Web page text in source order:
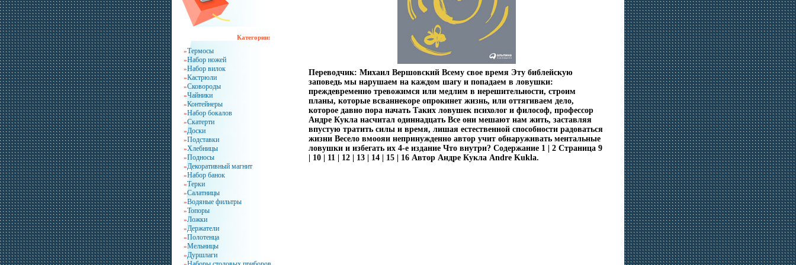
Категории:
»Термосы
»Набор ножей
»Набор вилок
»Кастрюли
»Сковороды
»Чайники
»Контейнеры
»Набор бокалов
»Скатерти
»Доски
»Подставки
»Хлебницы
»Подносы
»Декоративный магнит
»Набор банок
»Терки
»Салатницы
»Водяные фильтры
»Топоры
»Ложки
»Держатели
»Полотенца
»Мельницы
»Дуршлаги
Переводчик: Михаил Вершовский Всему свое время Эту библейскую
заповедь мы нарушаем на каждом шагу и попадаем в ловушки:
преждевременно тревожимся или медлим в нерешительности, строим
планы, которые всваннекоре опрокинет жизнь, или оттягиваем дело,
которое давно пора начать Таких ловушек психолог и философ, профессор
Андре Кукла насчитал одиннадцать Все они мешают нам жить, заставляя
впустую тратить силы и время, лишая естественной способности радоваться
жизни Весело вмоояи непринужденно автор учит обнаруживать ментальные
ловушки и избегать их 4-е издание Что внутри? Содержание 1 | 2 Страница 9
| 10 | 11 | 12 | 13 | 14 | 15 | 16 Автор Андре Кукла Andre Kukla.